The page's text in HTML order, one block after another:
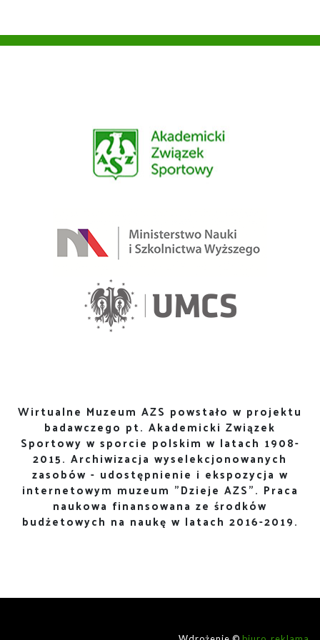
Wirtualne Muzeum AZS powstało w projektu
badawczego pt. Akademicki Związek
Sportowy w sporcie polskim w latach 1908-
2015. Archiwizacja wyselekcjonowanych
zasobów - udostępnienie i ekspozycja w
internetowym muzeum "Dzieje AZS". Praca
naukowa finansowana ze środków
budżetowych na naukę w latach 2016-2019.